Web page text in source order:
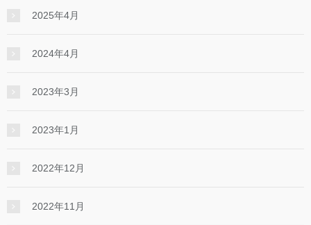
2025年4月
2024年4月
2023年3月
2023年1月
2022年12月
2022年11月